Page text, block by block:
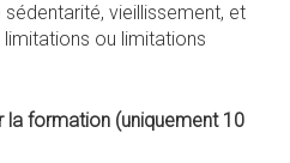
vieillissement, et
ou limitations
la formation (uniquement 10